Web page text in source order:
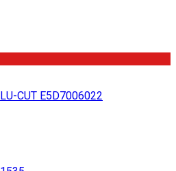
CUT E5D7006022